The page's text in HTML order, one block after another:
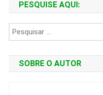
por
posts
PESQUISE AQUI:
SOBRE O AUTOR